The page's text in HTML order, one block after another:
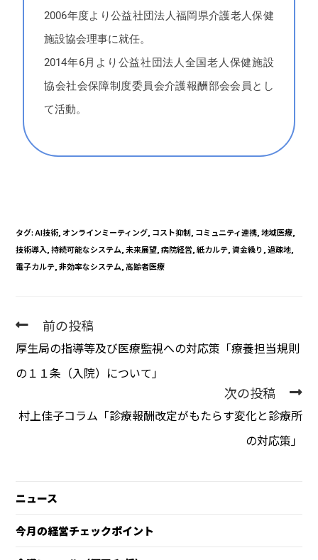
2006年度より公益社団法人福岡県介護老人保健
施設協会理事に就任。
2014年6月より公益社団法人全国老人保健施設
協会社会保障制度委員会介護報酬部会会員とし
て活動。
タグ:AI技術, オンラインミーティング, コスト抑制, コミュニティ連携, 地域医療,
技術導入, 持続可能なシステム, 未来展望, 病院経営, 紙カルテ, 資金繰り, 過疎地,
電子カルテ, 非効率なシステム, 高齢者医療
前の投稿
厚生局の指導等及び医療監視への対応策「療養担当規則
の１１条（入院）について」
次の投稿
村上佳子コラム「診療報酬改定がもたらす変化と診療所
の対応策」
ニュース
今月の経営チェックポイント